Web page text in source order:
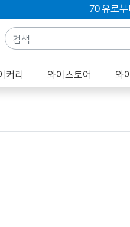
70 유로부
커리 와이스토어 와